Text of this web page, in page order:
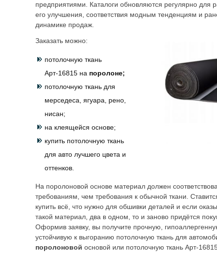
предприятиями. Каталоги обновляются регулярно для
его улучшения, соответствия модным тенденциям и
динамике продаж.
Заказать можно:
потолочную ткань
Арт-16815 на поролоне;
потолочную ткань для
мерседеса, ягуара, рено,
нисан;
на клеящейся основе;
купить потолочную ткань
для авто лучшего цвета и
оттенков.
На поролоновой основе материал должен
требованиям, чем требования к обычной ткани.
купить всё, что нужно для обшивки деталей и если
такой материал, два в одном, то и заново придётся
Оформив заявку, вы получите прочную,
устойчивую к выгоранию потолочную ткань для
поролоновой основой или потолочную ткань Арт-